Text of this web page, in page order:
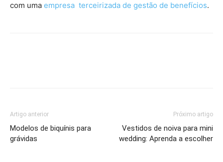
com uma empresa terceirizada de gestão de benefícios.
Artigo anterior
Modelos de biquínis para
grávidas
Próximo artigo
Vestidos de noiva para mini
wedding: Aprenda a escolher